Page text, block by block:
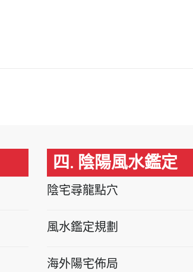
四. 陰陽風水鑑定
陰宅尋龍點穴
風水鑑定規劃
海外陽宅佈局